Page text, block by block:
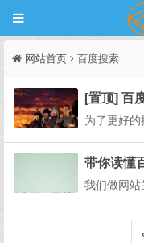
网站首页 百度搜索
[置顶] 百
体验保驾
为了更好
开发者，
提升用户
过程中遇到
人...
带你读懂
我们做网站
个会点的
seo行业的